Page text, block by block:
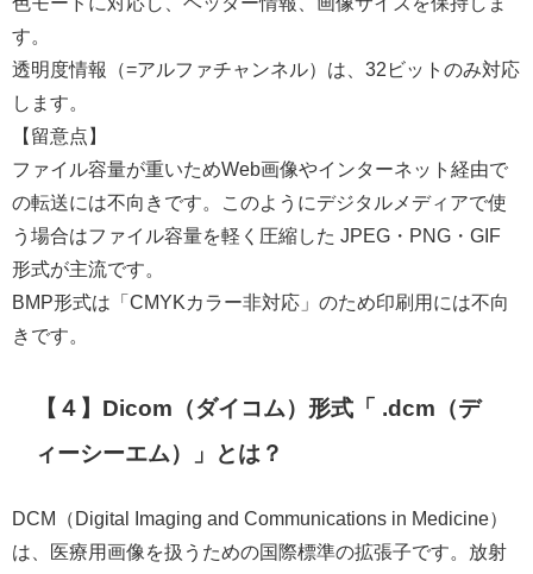
す。
透明度情報（=アルファチャンネル）は、32ビットのみ対応
します。
【留意点】
ファイル容量が重いためWeb画像やインターネット経由で
の転送には不向きです。このようにデジタルメディアで使
う場合はファイル容量を軽く圧縮した JPEG・PNG・GIF
形式が主流です。
BMP形式は「CMYKカラー非対応」のため印刷用には不向
きです。
【４】Dicom（ダイコム）形式「 .dcm（デ
ィーシーエム）」とは？
DCM（Digital Imaging and Communications in Medicine）
は、医療用画像を扱うための国際標準の拡張子です。放射